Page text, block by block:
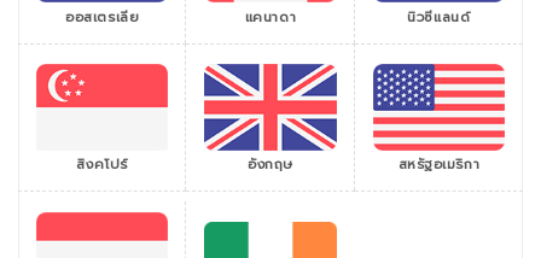
ออสเตรเลีย แคนาดา นิวซีแลนด์
สิงคโปร์ อังกฤษ สหรัฐอเมริกา